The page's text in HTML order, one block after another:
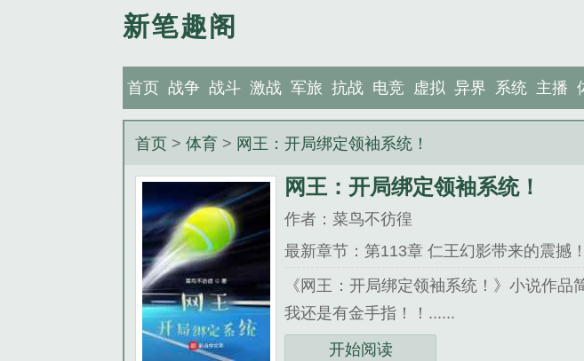
新笔趣阁
首页 战争 战斗 激战 军旅 抗战 电竞 虚拟 异界 系统 主播
首页 >体育 > 网王：开局绑定领袖系统！
网王：开局绑定领袖系统！
作者：菜鸟不彷徨
最新章节：第113章 仁王幻影带来的震撼！
《网王：开局绑定领袖系统！》小说作
我还是有金手指！！......
开始阅读